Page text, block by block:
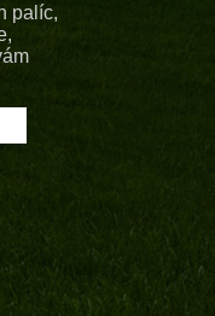
palíc,
Albatros